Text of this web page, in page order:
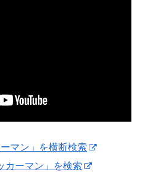
マン」を横断検索
カーマン」を検索